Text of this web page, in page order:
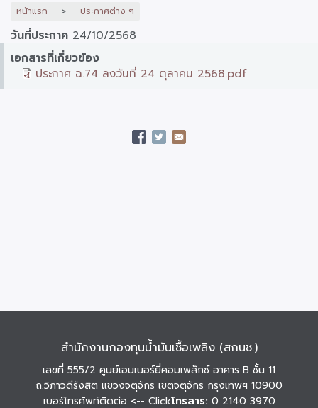
หน้าแรก ประกาศต่าง ๆ
วันที่ประกาศ 24/10/2568
เอกสารที่เกี่ยวข้อง
ประกาศ ฉ.74 ลงวันที่ 24 ตุลาคม 2568.pdf
สำนักงานกองทุนน้ำมันเชื้อเพลิง (สกนช.)
เลขที่ 555/2 ศูนย์เอนเนอร์ยี่คอมเพล็กซ์ อาคาร B ชั้น 11
ถ.วิภาวดีรังสิต แขวงจตุจักร เขตจตุจักร กรุงเทพฯ 10900
เบอร์โทรศัพท์ติดต่อ <-- Clickโทรสาร: 0 2140 3970